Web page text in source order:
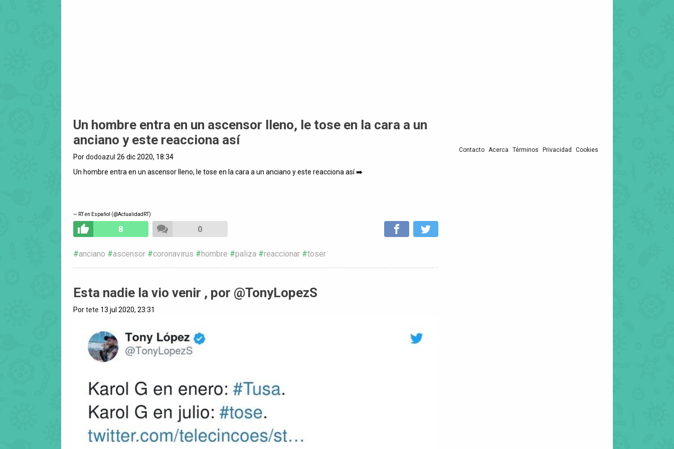
Un hombre entra en un ascensor lleno, le tose en la cara a un
anciano y este reacciona así
Pordodoazul 26 dic 2020, 18:34
Un hombre entra en un ascensor lleno, le tose en la cara a un anciano y este reacciona así ➡️
— RT en Español (@ActualidadRT)
8 0
anciano ascensor coronavirus hombre paliza reaccionar toser
Esta nadie la vio venir , por @TonyLopezS
Portete 13 jul 2020, 23:31
Contacto Acerca Términos Privacidad Cookies